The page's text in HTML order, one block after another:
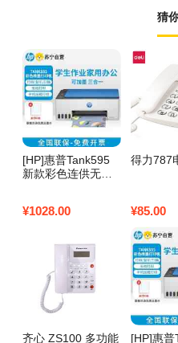
猜
[HP]惠普Tank595
新款彩色连供无线
餐2:标配+专黑3支
¥1028.00
得力787
¥85.00
齐心 ZS100 多功能 [HP]惠普